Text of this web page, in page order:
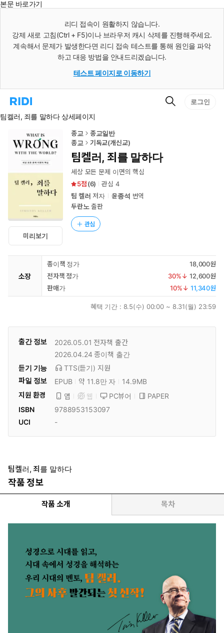
본문 바로가기
리디 접속이 원활하지 않습니다.
강제 새로 고침(Ctrl + F5)이나 브라우저 캐시 삭제를 진행해주세요.
계속해서 문제가 발생한다면 리디 접속 테스트를 통해 원인을 파악
하고 대응 방법을 안내드리겠습니다.
테스트 페이지로 이동하기
리
홈
이
동
검
로그인
팀켈러, 죄를 말하다 상세페이지
미리보기
종교
종교일반
종교
기독교(개신교)
팀켈러, 죄를 말하다
세상 모든 문제 이면의 핵심
5
(6) 관심 4
팀 켈러 저자 윤종석 번역
두란노 출판
관심
소장
종이책 정가
18,000원
전자책 정가
30%↓ 12,600원
판매가
10%↓ 11,340원
혜택 기간 : 8.5(수) 00:00 ~ 8.31(월) 23:59
출간 정보 2026.05.01 전자책 출간
2026.04.24 종이책 출간
듣기 기능
TTS(듣기) 지원
파일 정보
EPUB 약 11.8만 자
14.9MB
지원 환경
앱 웹 PC뷰어
PAPER
ISBN
9788953153097
UCI
-
팀켈러, 죄를 말하다
작품 정보
작품 소개 목차